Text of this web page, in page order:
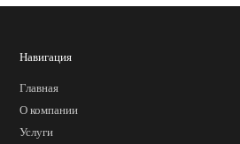
Навигация
Главная
О компании
Услуги